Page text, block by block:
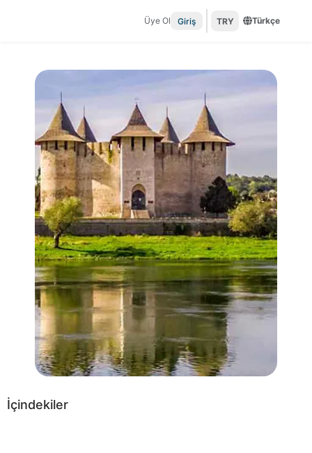
Üye Ol Giriş TRY Türkçe
İçindekiler